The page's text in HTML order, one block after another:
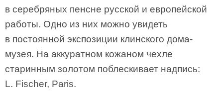
в серебряных пенсне русской и европейской
работы. Одно из них можно увидеть
в постоянной экспозиции клинского дома-
музея. На аккуратном кожаном чехле
старинным золотом поблескивает надпись:
L. Fischer, Paris.